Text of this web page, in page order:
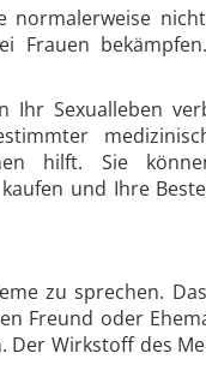
Ihr Sexualleben
hilft. Sie
und Ihre
zu sprechen.
Freund oder
Wirkstoff des